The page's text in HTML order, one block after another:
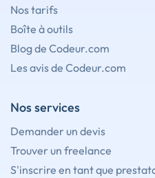
Nos tarifs
Boîte à outils
Blog de Codeur.com
Les avis de Codeur.com
Nos services
Demander un devis
Trouver un freelance
S'inscrire en tant que